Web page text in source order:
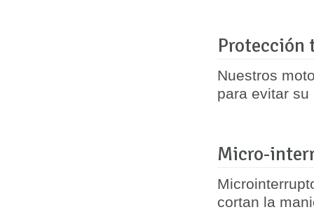
Protección
Nuestros
para evitar
Micro-
cortan la